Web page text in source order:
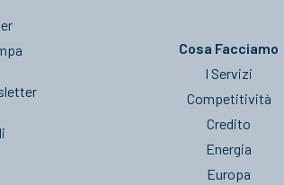
Cosa Facciamo
I Servizi
Competitività
Credito
Energia
Europa